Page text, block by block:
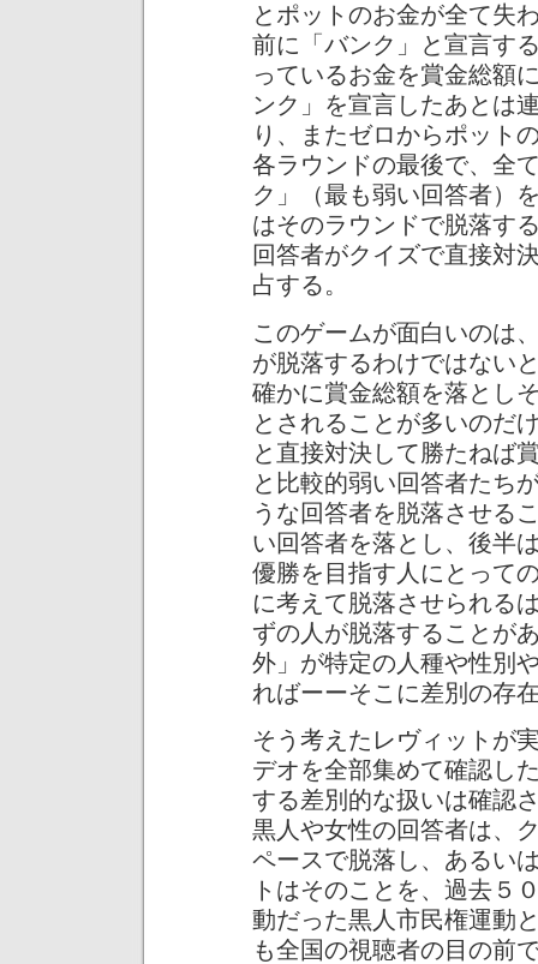
とポットのお金が全て失
前に「バンク」と宣言す
っているお金を賞金総額
ンク」を宣言したあとは
り、またゼロからポット
各ラウンドの最後で、全
ク」（最も弱い回答者）
はそのラウンドで脱落す
回答者がクイズで直接対
占する。
このゲームが面白いのは
が脱落するわけではない
確かに賞金総額を落とし
とされることが多いのだ
と直接対決して勝たねば
と比較的弱い回答者たち
うな回答者を脱落させる
い回答者を落とし、後半
優勝を目指す人にとって
に考えて脱落させられる
ずの人が脱落することが
外」が特定の人種や性別
ればーーそこに差別の存
そう考えたレヴィットが
デオを全部集めて確認し
する差別的な扱いは確認
黒人や女性の回答者は、
ペースで脱落し、あるい
トはそのことを、過去５
動だった黒人市民権運動
も全国の視聴者の目の前